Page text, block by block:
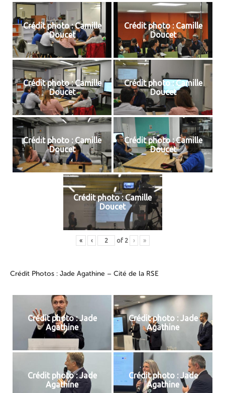
Crédit photo : Camille
Doucet
Crédit photo : Camille
Doucet
Crédit photo : Camille
Doucet
Crédit photo : Camille
Doucet
Crédit photo : Camille
Doucet
Crédit photo : Camille
Doucet
Crédit photo : Camille
Doucet
« ‹ of 2 › »
Crédit Photos : Jade Agathine – Cité de la RSE
Crédit photo : Jade
Agathine
Crédit photo : Jade
Agathine
Crédit photo : Jade
Agathine
Crédit photo : Jade
Agathine